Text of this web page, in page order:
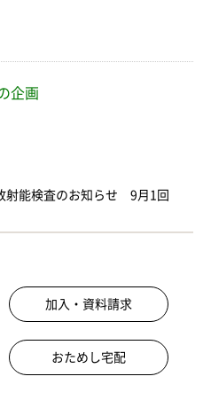
企画
射能検査のお知らせ 9月1回
加入・資料請求
おためし宅配